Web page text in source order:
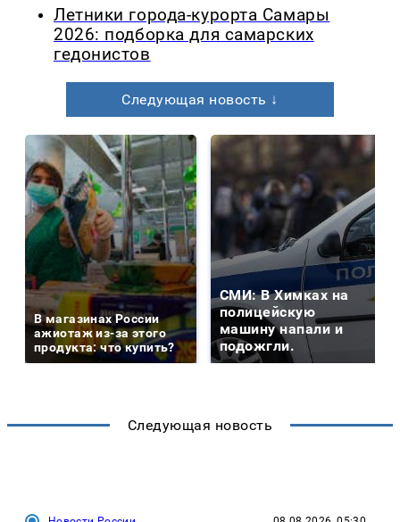
Летники города-курорта Самары
2026: подборка для самарских
гедонистов
Следующая новость ↓
В магазинах России
ажиотаж из-за этого
продукта: что купить?
СМИ: В Химках на
полицейскую
машину напали и
подожгли.
Следующая новость